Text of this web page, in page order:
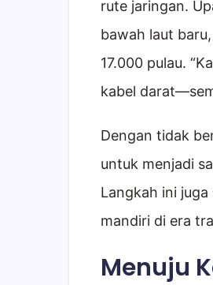
rute jaringan.
bawah laut
17.000 pulau.
kabel
Dengan tidak
untuk menjadi
Langkah ini
mandiri di era
Menuju